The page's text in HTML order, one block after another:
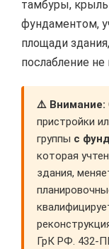
тамбуры,
фундаментом,
площади
послабление не
⚠️ Внимание:
пристройки
группы с
которая
здания,
ГрК РФ. 432-